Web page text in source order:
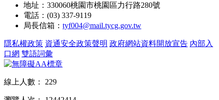
地址：330060桃園市桃園區力行路280號
電話：(03) 337-9119
局長信箱： tyf004@mail.tycg.gov.tw
隱私權政策 資通安全政策聲明 政府網站資料開放宣告 內部入
口網 雙語詞彙
線上人數： 229